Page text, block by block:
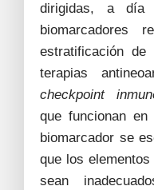
dirigidas, a
biomarcadores
estratificación
terapias
checkpoint
que funcionan
biomarcador se
que los
sean